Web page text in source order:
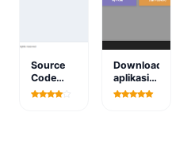
Source
Code
Program
Download
aplikasi
e-vote